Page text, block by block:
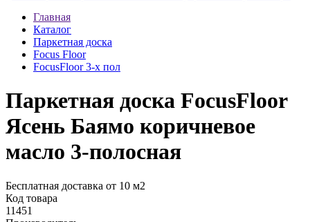
Главная
Каталог
Паркетная доска
Focus Floor
FocusFloor 3-х пол
Паркетная доска FocusFloor
Ясень Баямо коричневое
масло 3-полосная
Бесплатная доставка от 10 м2
Код товара
11451